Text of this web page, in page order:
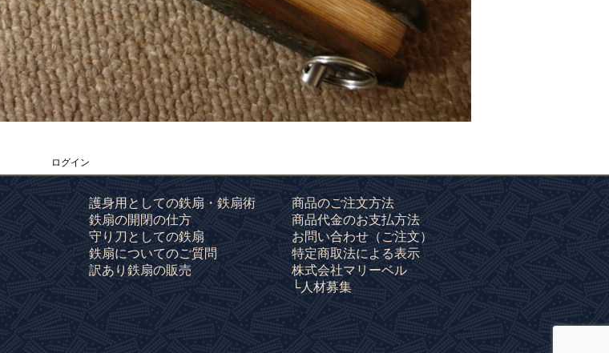
ログイン
護身用としての鉄扇・鉄扇術
鉄扇の開閉の仕方
守り刀としての鉄扇
鉄扇についてのご質問
訳あり鉄扇の販売
商品のご注文方法
商品代金のお支払方法
お問い合わせ（ご注文）
特定商取法による表示
株式会社マリーベル
└人材募集